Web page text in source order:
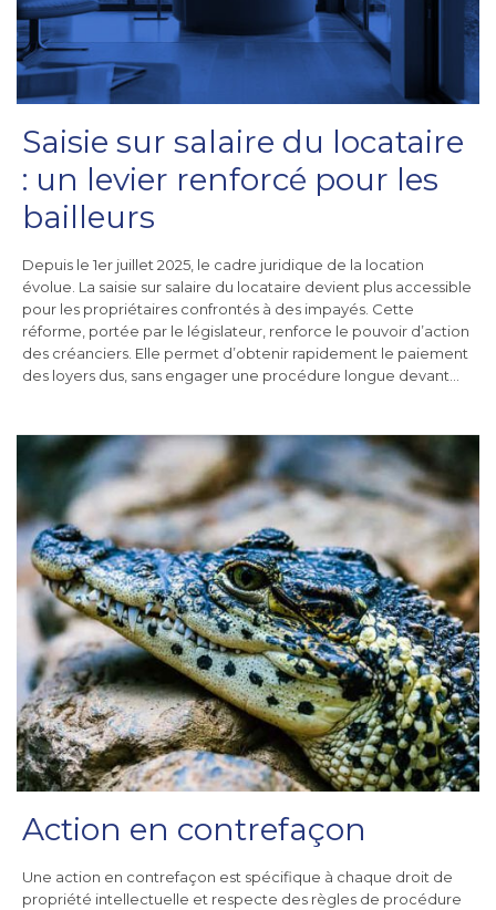
Saisie sur salaire du locataire
: un levier renforcé pour les
bailleurs
Depuis le 1er juillet 2025, le cadre juridique de la location
évolue. La saisie sur salaire du locataire devient plus accessible
pour les propriétaires confrontés à des impayés. Cette
réforme, portée par le législateur, renforce le pouvoir d’action
des créanciers. Elle permet d’obtenir rapidement le paiement
des loyers dus, sans engager une procédure longue devant…
Action en contrefaçon
Une action en contrefaçon est spécifique à chaque droit de
propriété intellectuelle et respecte des règles de procédure